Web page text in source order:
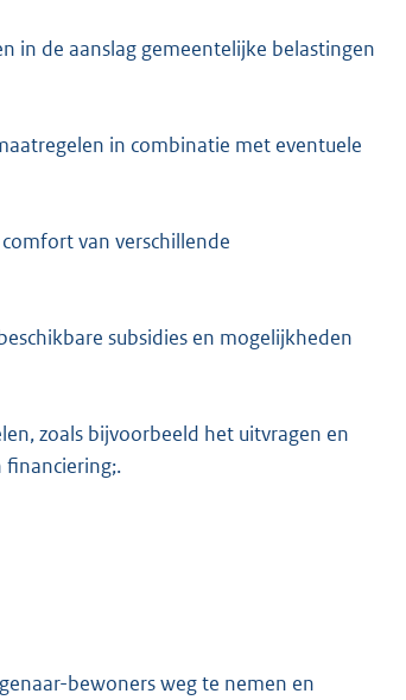
in de aanslag gemeentelijke belastingen
in combinatie met eventuele
van verschillende
subsidies en mogelijkheden
zoals bijvoorbeeld het uitvragen en
financiering;.
bewoners weg te nemen en